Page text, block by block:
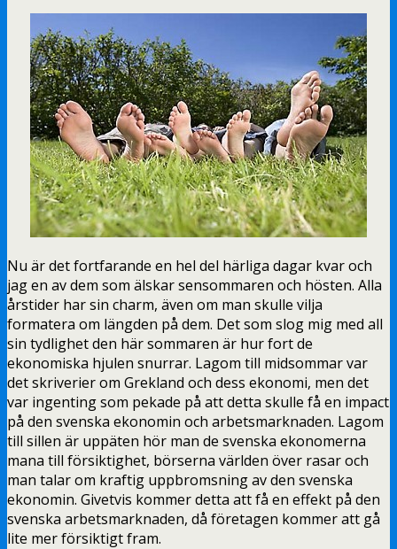
Nu är det fortfarande en hel del härliga dagar kvar och
jag en av dem som älskar sensommaren och hösten. Alla
årstider har sin charm, även om man skulle vilja
formatera om längden på dem. Det som slog mig med all
sin tydlighet den här sommaren är hur fort de
ekonomiska hjulen snurrar. Lagom till midsommar var
det skriverier om Grekland och dess ekonomi, men det
var ingenting som pekade på att detta skulle få en impact
på den svenska ekonomin och arbetsmarknaden. Lagom
till sillen är uppäten hör man de svenska ekonomerna
mana till försiktighet, börserna världen över rasar och
man talar om kraftig uppbromsning av den svenska
ekonomin. Givetvis kommer detta att få en effekt på den
svenska arbetsmarknaden, då företagen kommer att gå
lite mer försiktigt fram.